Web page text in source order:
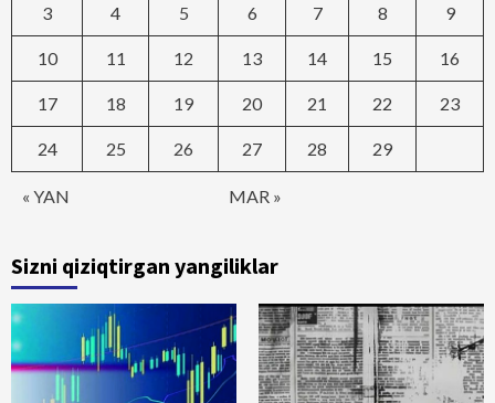
« YAN MAR »
3 4 5 6 7 8 9
10 11 12 13 14 15 16
17 18 19 20 21 22 23
24 25 26 27 28 29
Sizni qiziqtirgan yangiliklar